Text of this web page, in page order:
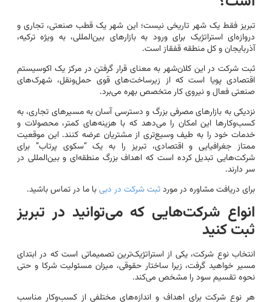
تبریز فقط یک شهر تاریخی نیست؛ این شهر یک قطب صنعتی، تجاری و
دروازه‌ای استراتژیک برای ورود به بازارهای بین‌المللی، به ویژه ترکیه،
آذربایجان و کل منطقه قفقاز است.
ثبت شرکت در این کلان‌شهر به معنای قرار گرفتن در مرکز یک اکوسیستم
اقتصادی پویا است که از زیرساخت‌های قوی حمل‌ونقل، شهرک‌های
صنعتی فعال و نیروی کار متخصص بهره می‌برد.
نزدیکی به بازارهای مصرفی بزرگ و دسترسی آسان به مسیرهای تجاری، به
کسب‌وکارها این امکان را می‌دهد که با هزینه‌های کمتر، محصولات و
خدمات خود را به طیف وسیع‌تری از مشتریان عرضه کنند. این موقعیت
ممتاز جغرافیایی و اقتصادی، تبریز را به یک “سکوی پرتاب” برای
شرکت‌هایی تبدیل کرده است که اهداف بزرگ منطقه‌ای و بین‌المللی در
سر دارند.
برای دریافت مشاوره در موردثبت شرکت در دبیبا ما در تماس باشید.
انواع شرکت‌هایی که می‌توانید در تبریز
ثبت کنید
انتخاب نوع شرکت، یکی از استراتژیک‌ترین تصمیماتی است که در ابتدای
مسیر خواهید گرفت، زیرا ساختار حقوقی، میزان مسئولیت شرکا و حتی
نحوه تقسیم سود را مشخص می‌کند.
هر نوع شرکت برای اهداف و اندازه‌های مختلفی از کسب‌وکار مناسب